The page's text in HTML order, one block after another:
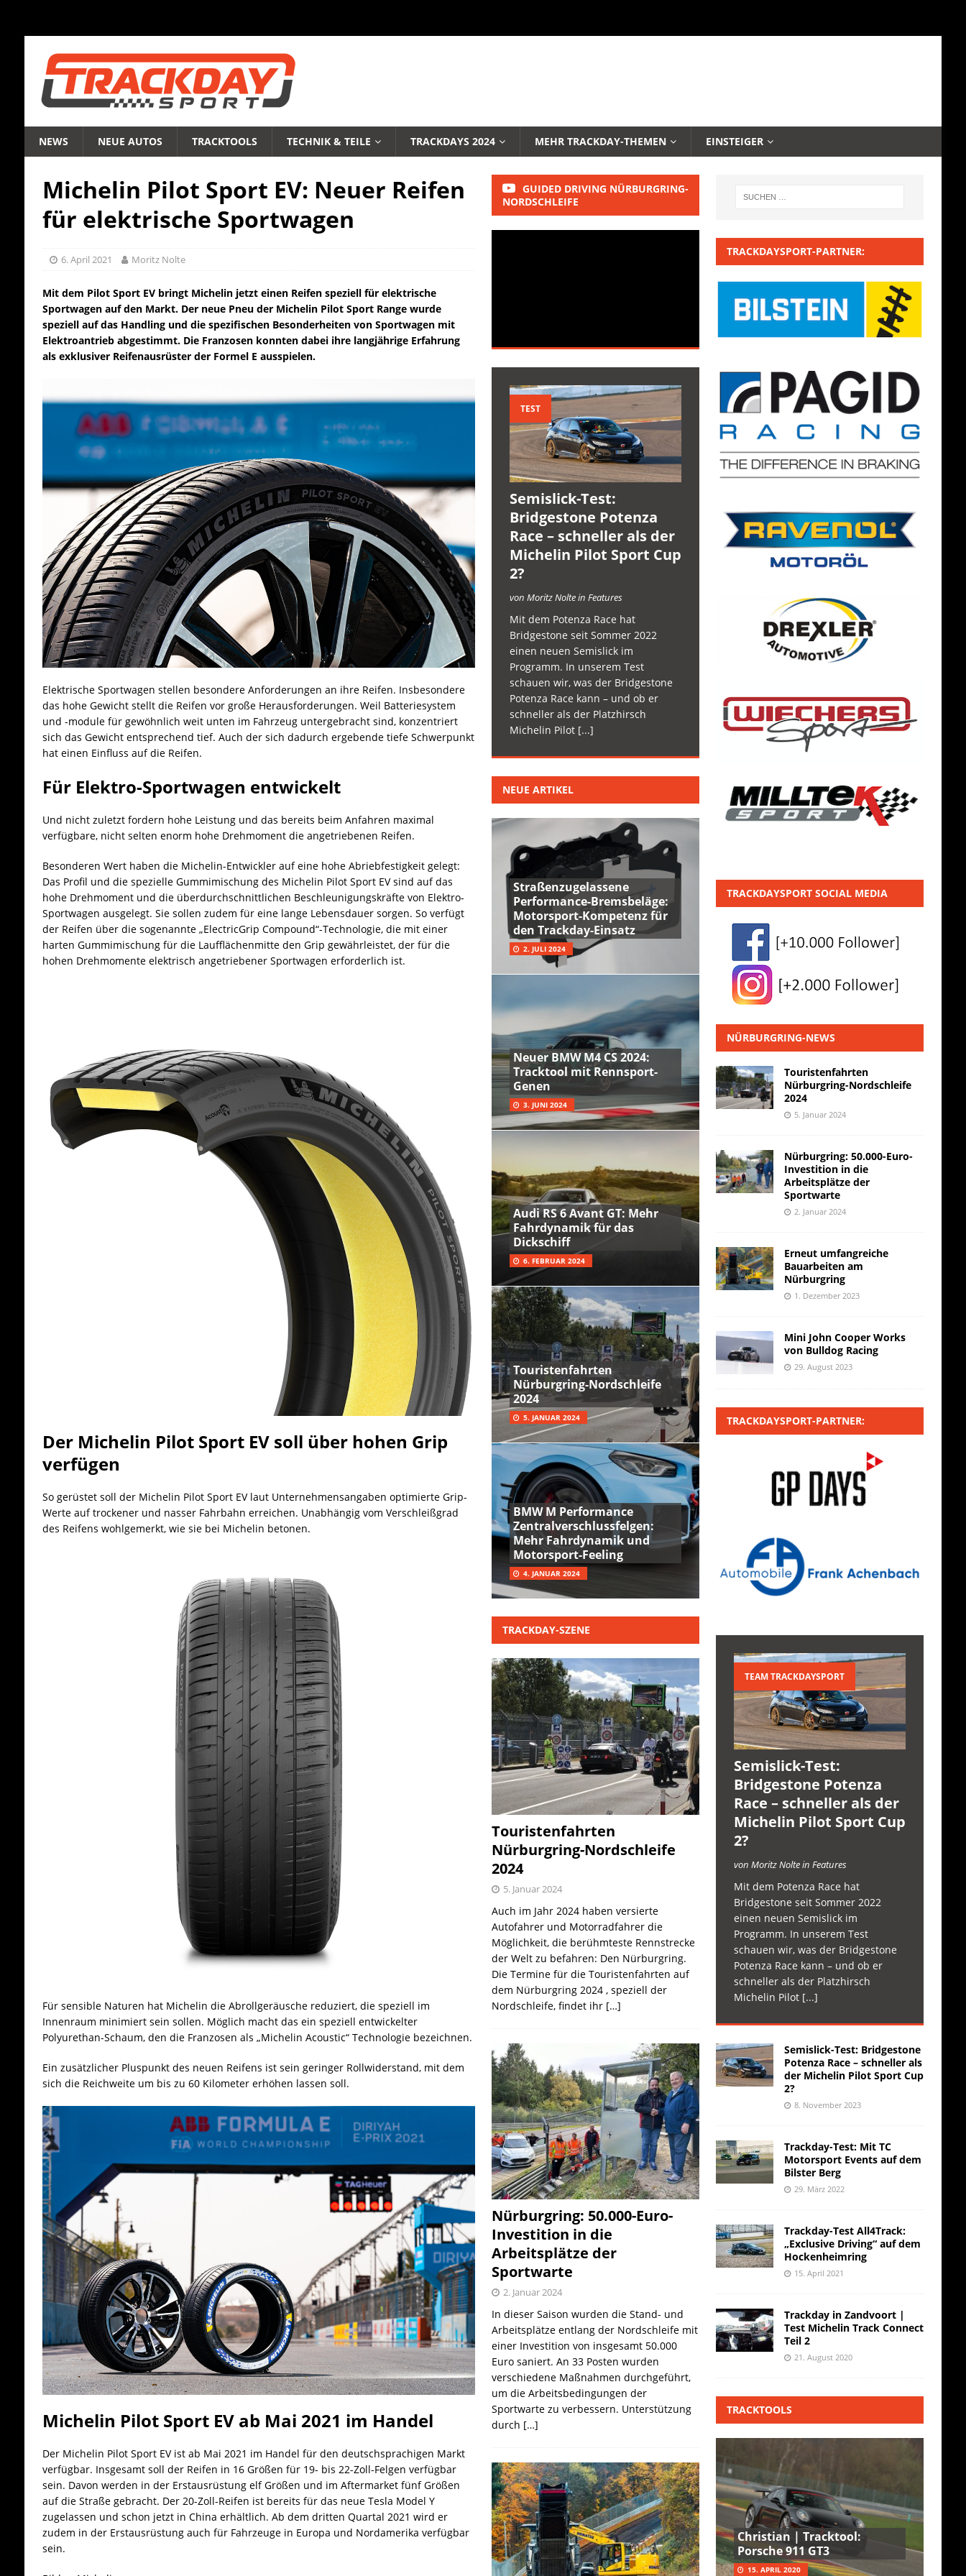
NEWS NEUE AUTOS TRACKTOOLS TECHNIK & TEILE TRACKDAYS 2024 MEHR TRACKDAY-THEMEN EINSTEIGER
Michelin Pilot Sport EV: Neuer Reifen
für elektrische Sportwagen
6. April 2021 Moritz Nolte
Mit dem Pilot Sport EV bringt Michelin jetzt einen Reifen speziell für elektrische
Sportwagen auf den Markt. Der neue Pneu der Michelin Pilot Sport Range wurde
speziell auf das Handling und die spezifischen Besonderheiten von Sportwagen mit
Elektroantrieb abgestimmt. Die Franzosen konnten dabei ihrelangjährige Erfahrung
als exklusiver Reifenausrüster der Formel E ausspielen.
Elektrische Sportwagen stellen besondere Anforderungen an ihre Reifen. Insbesondere
das hohe Gewicht stellt die Reifen vor große Herausforderungen. Weil Batteriesystem
und -module für gewöhnlich weit unten im Fahrzeug untergebracht sind, konzentriert
sich das Gewicht entsprechend tief. Auch der sich dadurch ergebende tiefe Schwerpunkt
hat einen Einfluss auf die Reifen.
Für Elektro-Sportwagen entwickelt
Und nicht zuletzt fordern hohe Leistung und das bereits beim Anfahren maximal
verfügbare, nicht selten enorm hohe Drehmoment die angetriebenen Reifen.
Besonderen Wert haben die Michelin-Entwickler auf eine hohe Abriebfestigkeit gelegt:
Das Profil und die spezielle Gummimischung des Michelin Pilot Sport EV sind auf das
hohe Drehmoment und die überdurchschnittlichen Beschleunigungskräfte von Elektro-
Sportwagen ausgelegt. Sie sollen zudem für eine lange Lebensdauer sorgen. So verfügt
der Reifen über die sogenannte „ElectricGrip Compound“-Technologie, die mit einer
harten Gummimischung für die Laufflächenmitte den Grip gewährleistet, der für die
hohen Drehmomente elektrisch angetriebener Sportwagen erforderlich ist.
Der Michelin Pilot Sport EV soll über hohen Grip
verfügen
So gerüstet soll der Michelin Pilot Sport EV laut Unternehmensangaben optimierte Grip-
Werte auf trockener und nasser Fahrbahn erreichen. Unabhängig vom Verschleißgrad
des Reifens wohlgemerkt, wie sie bei Michelin betonen.
Für sensible Naturen hat Michelin die Abrollgeräusche reduziert, die speziell im
Innenraum minimiert sein sollen. Möglich macht das ein speziell entwickelter
Polyurethan-Schaum, den die Franzosen als „Michelin Acoustic“ Technologie bezeichnen.
Ein zusätzlicher Pluspunkt des neuen Reifens ist sein geringer Rollwiderstand, mit dem
sich die Reichweite um bis zu 60 Kilometer erhöhen lassen soll.
Michelin Pilot Sport EV ab Mai 2021 im Handel
Der Michelin Pilot Sport EV ist ab Mai 2021 im Handel für den deutschsprachigen Markt
verfügbar. Insgesamt soll der Reifen in 16 Größen für 19- bis 22-Zoll-Felgen verfügbar
sein. Davon werden in der Erstausrüstung elf Größen und im Aftermarket fünf Größen
auf die Straße gebracht. Der 20-Zoll-Reifen ist bereits für das neue Tesla Model Y
zugelassen und schon jetzt in China erhältlich. Ab dem dritten Quartal 2021 wird er
zudem in der Erstausrüstung auch für Fahrzeuge in Europa und Nordamerika verfügbar
sein.
GUIDED DRIVING NÜRBURGRING-
NORDSCHLEIFE
TEST
Semislick-Test:
Bridgestone Potenza
Race – schneller als der
Michelin Pilot Sport Cup
2?
von Moritz Nolte in Features
Mit dem Potenza Race hat
Bridgestone seit Sommer 2022
einen neuen Semislick im
Programm. In unserem Test
schauen wir, was der Bridgestone
Potenza Race kann – und ob er
schneller als der Platzhirsch
Michelin Pilot [...]
NEUE ARTIKEL
Straßenzugelassene
Performance-Bremsbeläge:
Motorsport-Kompetenz für
den Trackday-Einsatz
2. JULI 2024
Neuer BMW M4 CS 2024:
Tracktool mit Rennsport-
Genen
3. JUNI 2024
Audi RS 6 Avant GT: Mehr
Fahrdynamik für das
Dickschiff
6. FEBRUAR 2024
Touristenfahrten
Nürburgring-Nordschleife
2024
5. JANUAR 2024
BMW M Performance
Zentralverschlussfelgen:
Mehr Fahrdynamik und
Motorsport-Feeling
4. JANUAR 2024
TRACKDAY-SZENE
Touristenfahrten
Nürburgring-Nordschleife
2024
5. Januar 2024
Auch im Jahr 2024 haben versierte
Autofahrer und Motorradfahrer die
Möglichkeit, die berühmteste Rennstrecke
der Welt zu befahren: Den Nürburgring.
Die Termine für die Touristenfahrten auf
dem Nürburgring 2024 , speziell der
Nordschleife, findet ihr […]
Nürburgring: 50.000-Euro-
Investition in die
Arbeitsplätze der
Sportwarte
2. Januar 2024
In dieser Saison wurden die Stand- und
Arbeitsplätze entlang der Nordschleife mit
einer Investition von insgesamt 50.000
Euro saniert. An 33 Posten wurden
verschiedene Maßnahmen durchgeführt,
um die Arbeitsbedingungen der
Sportwarte zu verbessern. Unterstützung
durch […]
TRACKDAYSPORT-PARTNER:
TRACKDAYSPORT SOCIAL MEDIA
NÜRBURGRING-NEWS
Touristenfahrten
Nürburgring-Nordschleife
2024
5. Januar 2024
Nürburgring: 50.000-Euro-
Investition in die
Arbeitsplätze der
Sportwarte
2. Januar 2024
Erneut umfangreiche
Bauarbeiten am
Nürburgring
1. Dezember 2023
Mini John Cooper Works
von Bulldog Racing
29. August 2023
TRACKDAYSPORT-PARTNER:
TEAM TRACKDAYSPORT
Semislick-Test:
Bridgestone Potenza
Race – schneller als der
Michelin Pilot Sport Cup
2?
von Moritz Nolte in Features
Mit dem Potenza Race hat
Bridgestone seit Sommer 2022
einen neuen Semislick im
Programm. In unserem Test
schauen wir, was der Bridgestone
Potenza Race kann – und ob er
schneller als der Platzhirsch
Michelin Pilot [...]
Semislick-Test: Bridgestone
Potenza Race – schneller als
der Michelin Pilot Sport Cup
2?
8. November 2023
Trackday-Test: Mit TC
Motorsport Events auf dem
Bilster Berg
29. März 2022
Trackday-Test All4Track:
„Exclusive Driving“ auf dem
Hockenheimring
15. April 2021
Trackday in Zandvoort |
Test Michelin Track Connect
Teil 2
21. August 2020
TRACKTOOLS
Christian | Tracktool:
Porsche 911 GT3
15. APRIL 2020